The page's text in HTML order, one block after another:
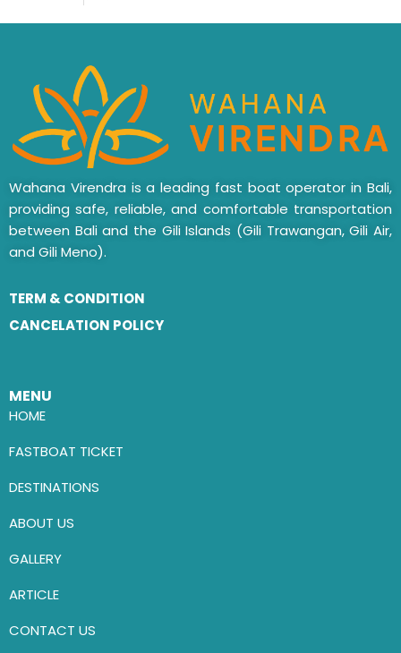
Wahana Virendra is a leading fast boat operator in Bali,
providing safe, reliable, and comfortable transportation
between Bali and the Gili Islands (Gili Trawangan, Gili Air,
and Gili Meno).
TERM & CONDITION
CANCELATION POLICY
MENU
HOME
FASTBOAT TICKET
DESTINATIONS
ABOUT US
GALLERY
ARTICLE
CONTACT US